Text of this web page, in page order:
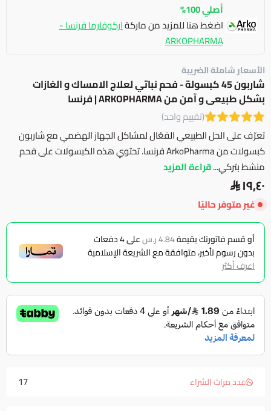
أصلي 100%
اضغط هنا للمزيد من ماركةاركوفارما فرنسا -
ARKOPHARMA
الأسعار شاملة الضريبة
شاربون 45 كبسولة - فحم نباتي لعلاج الامساك و الغازات
بشكل طبيعى و آمن من ARKOPHARMA | فرنسا
(تقييم واحد)
تعرّف على الحل الطبيعي الفعّال لمشاكل الجهاز الهضمي مع شاربون
كبسولات من ArkoPharma فرنسا. تحتوي هذه الكبسولات على فحم
منشط بتركي...قراءة المزيد
١٩٫٤٠
غير متوفر حاليًا
أو قسم فاتورتك بقيمة4.84 ر.س على4دفعات
بدون رسوم تأخير، متوافقة مع الشريعة الإسلامية
اعرف أكثر
عدد مرات الشراء 17